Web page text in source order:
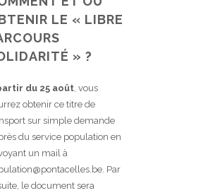
LE « LIBRE
» ?
du 25 août, vous
obtenir ce titre de
sur simple demande
du service population en
un mail à
Par
le document sera